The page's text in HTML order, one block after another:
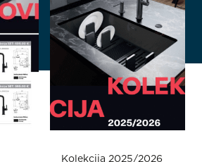
Kolekcija 2025/2026